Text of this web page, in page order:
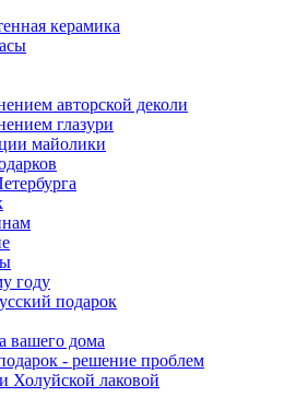
керамика
авторской деколи
глазури
майолики
году
подарок
вашего дома
- решение проблем
Холуйской лаковой